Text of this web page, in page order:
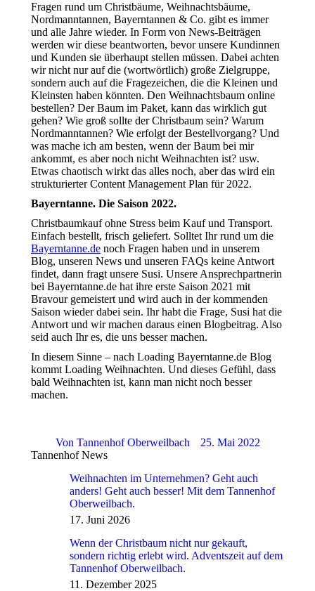
Fragen rund um Christbäume, Weihnachtsbäume,
Nordmanntannen, Bayerntannen & Co. gibt es immer
und alle Jahre wieder. In Form von News-Beiträgen
werden wir diese beantworten, bevor unsere Kundinnen
und Kunden sie überhaupt stellen müssen. Dabei achten
wir nicht nur auf die (wortwörtlich) große Zielgruppe,
sondern auch auf die Fragezeichen, die die Kleinen und
Kleinsten haben könnten. Den Weihnachtsbaum online
bestellen? Der Baum im Paket, kann das wirklich gut
gehen? Wie groß sollte der Christbaum sein? Warum
Nordmanntannen? Wie erfolgt der Bestellvorgang? Und
was mache ich am besten, wenn der Baum bei mir
ankommt, es aber noch nicht Weihnachten ist? usw.
Etwas chaotisch wirkt das alles noch, aber das wird ein
strukturierter Content Management Plan für 2022.
Bayerntanne. Die Saison 2022.
Christbaumkauf ohne Stress beim Kauf und Transport.
Einfach bestellt, frisch geliefert. Solltet Ihr rund um die
Bayerntanne.de noch Fragen haben und in unserem
Blog, unseren News und unseren FAQs keine Antwort
findet, dann fragt unsere Susi. Unsere Ansprechpartnerin
bei Bayerntanne.de hat ihre erste Saison 2021 mit
Bravour gemeistert und wird auch in der kommenden
Saison wieder dabei sein. Ihr habt die Frage, Susi hat die
Antwort und wir machen daraus einen Blogbeitrag. Also
seid auch Ihr es, die uns besser machen.
In diesem Sinne – nach Loading Bayerntanne.de Blog
kommt Loading Weihnachten. Und dieses Gefühl, dass
bald Weihnachten ist, kann man nicht noch besser
machen.
Von Tannenhof Oberweilbach
25. Mai 2022
Tannenhof News
Weihnachten im Unternehmen? Geht auch
anders! Geht auch besser! Mit dem Tannenhof
Oberweilbach.
17. Juni 2026
Wenn der Christbaum nicht nur gekauft,
sondern richtig erlebt wird. Adventszeit auf dem
Tannenhof Oberweilbach.
11. Dezember 2025